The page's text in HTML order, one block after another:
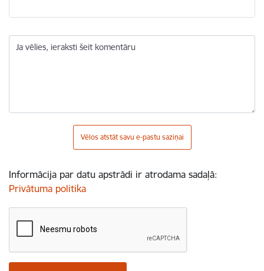
Ja vēlies, ieraksti šeit komentāru
Vēlos atstāt savu e-pastu saziņai
Informācija par datu apstrādi ir atrodama sadaļā:
Privātuma politika